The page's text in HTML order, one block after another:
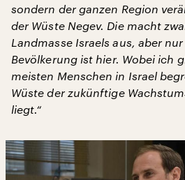
sondern der ganzen Region
der Wüste Negev. Die macht
Landmasse Israels aus, aber
Bevölkerung ist hier. Wobei ich
meisten Menschen in Israel
Wüste der zukünftige
liegt.“